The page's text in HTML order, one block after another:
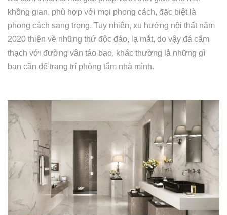
không gian, phù hợp với mọi phong cách, đặc biệt là
phong cách sang trọng. Tuy nhiên, xu hướng nội thất năm
2020 thiên về những thứ độc đáo, lạ mắt, do vậy đá cẩm
thạch với đường vân táo bạo, khác thường là những gì
bạn cần để trang trí phòng tắm nhà mình.